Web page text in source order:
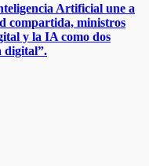
Artificial une a
compartida, ministros
y la IA como dos
digital”.